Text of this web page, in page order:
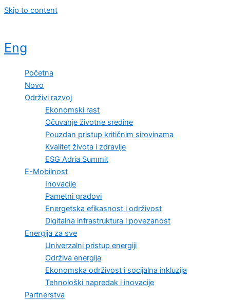
Skip to content
Eng
Početna
Novo
Održivi razvoj
Ekonomski rast
Očuvanje životne sredine
Pouzdan pristup kritičnim sirovinama
Kvalitet života i zdravlje
ESG Adria Summit
E-Mobilnost
Inovacije
Pametni gradovi
Energetska efikasnost i održivost
Digitalna infrastruktura i povezanost
Energija za sve
Univerzalni pristup energiji
Održiva energija
Ekonomska održivost i socijalna inkluzija
Tehnološki napredak i inovacije
Partnerstva